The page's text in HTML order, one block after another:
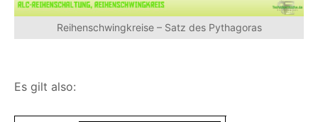
Reihenschwingkreise – Satz des Pythagoras
Es gilt also: